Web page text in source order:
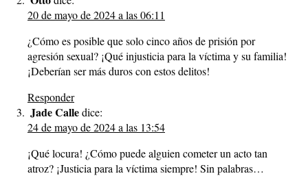
20 de mayo de 2024 a las 06:11
¿Cómo es posible que solo cinco años de prisión por
agresión sexual? ¡Qué injusticia para la víctima y su familia!
¡Deberían ser más duros con estos delitos!
Responder
Jade Calledice:
24 de mayo de 2024 a las 13:54
¡Qué locura! ¿Cómo puede alguien cometer un acto tan
atroz? ¡Justicia para la víctima siempre! Sin palabras…